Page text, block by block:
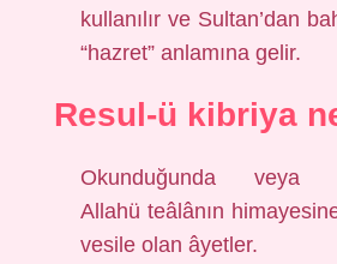
kullanılır ve Sultan’dan
“hazret” anlamına gelir.
Resul-ü kibriya
Okunduğunda veya
Allahü teâlânın
vesile olan âyetler.